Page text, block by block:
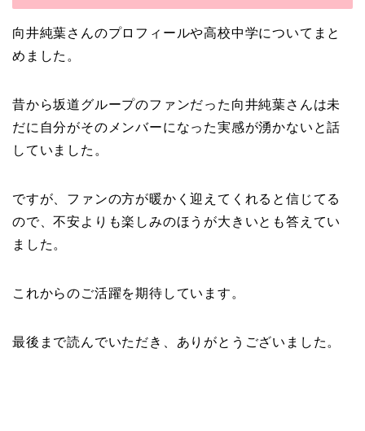
向井純葉さんのプロフィールや高校中学についてまと
めました。
昔から坂道グループのファンだった向井純葉さんは未
だに自分がそのメンバーになった実感が湧かないと話
していました。
ですが、ファンの方が暖かく迎えてくれると信じてる
ので、不安よりも楽しみのほうが大きいとも答えてい
ました。
これからのご活躍を期待しています。
最後まで読んでいただき、ありがとうございました。